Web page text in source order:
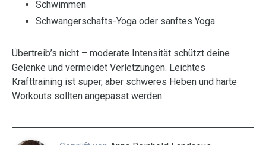
Schwimmen
Schwangerschafts-Yoga oder sanftes Yoga
Übertreib’s nicht – moderate Intensität schützt deine
Gelenke und vermeidet Verletzungen. Leichtes
Krafttraining ist super, aber schweres Heben und harte
Workouts sollten angepasst werden.